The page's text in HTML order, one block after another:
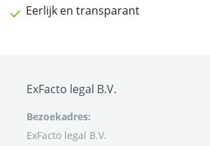
Eerlijk en transparant
ExFacto legal B.V.
Bezoekadres:
ExFacto legal B.V.